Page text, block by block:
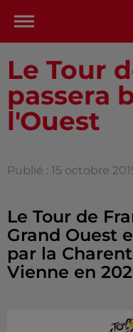
Le Tour
passera
l'Ouest
Publié : 15 octobre
Le Tour de
Grand Ouest
par la
Vienne en